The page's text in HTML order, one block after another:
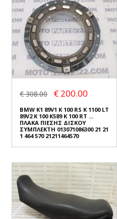
€ 308.00 € 200.00
BMW K1 89V1 K 100 RS K 1100 LT
89V2 K 100 K589 K 100 RT ...
ΠΛΑΚΑ ΠΙΕΣΗΣ ΔΙΣΚΟΥ
ΣΥΜΠΛΕΚΤΗ 013071086300 21 21
1 464 570 21211464570